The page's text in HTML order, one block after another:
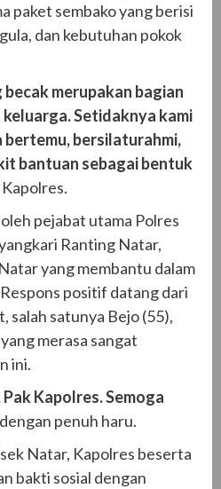
paket sembako yang berisi
dan kebutuhan pokok
merupakan bagian
Setidaknya kami
bertemu, bersilaturahmi,
bantuan sebagai bentuk
pejabat utama Polres
Ranting Natar,
yang membantu dalam
positif datang dari
salah satunya Bejo (55),
merasa sangat
ini.
Kapolres. Semoga
penuh haru.
Natar, Kapolres beserta
bakti sosial dengan